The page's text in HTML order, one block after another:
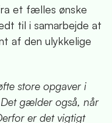
et fælles ønske
til i samarbejde at
af den ulykkelige
store opgaver i
gælder også, når
er det vigtigt